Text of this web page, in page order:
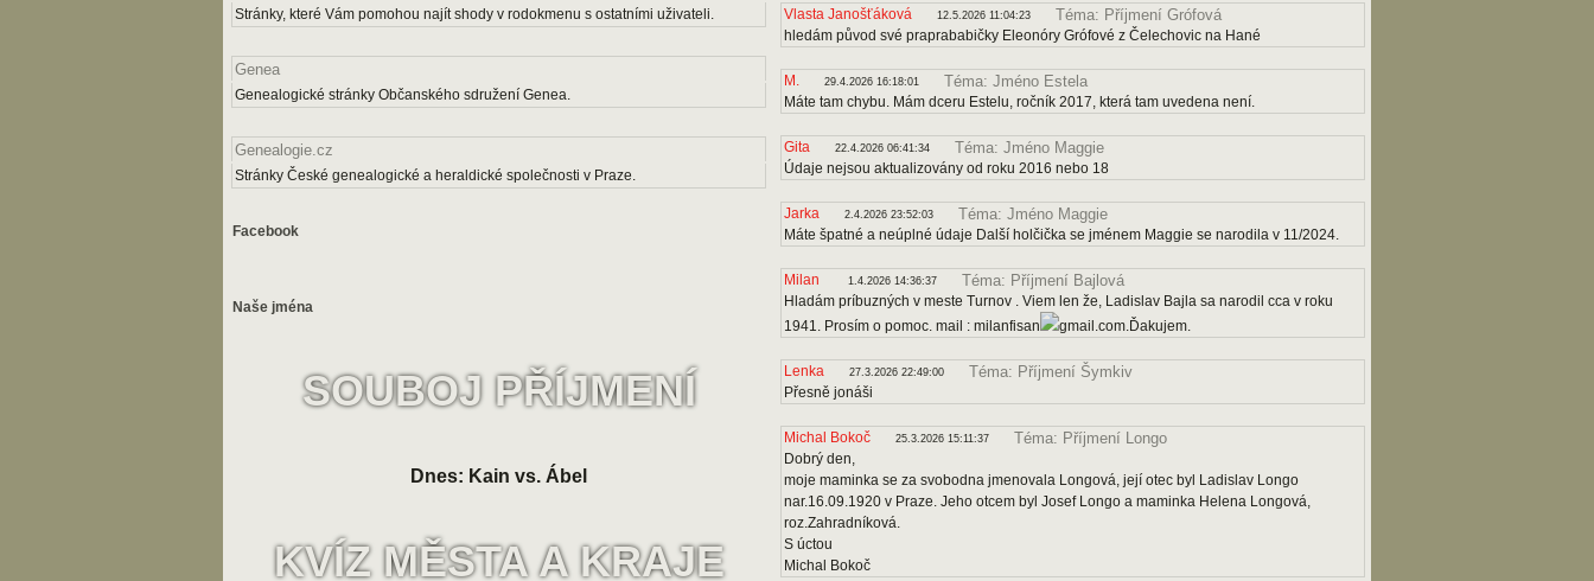
Stránky, které Vám pomohou najít shody v rodokmenu s ostatními uživateli.
Genea
Genealogické stránky Občanského sdružení Genea.
Genealogie.cz
Stránky České genealogické a heraldické společnosti v Praze.
Facebook
Naše jména
SOUBOJ PŘÍJMENÍ
Dnes: Kain vs. Ábel
KVÍZ MĚSTA A KRAJE
Vlasta Janošťáková 12.5.2026 11:04:23 Téma: Příjmení Grófová
hledám původ své praprababičky Eleonóry Grófové z Čelechovic na Hané
M. 29.4.2026 16:18:01 Téma: Jméno Estela
Máte tam chybu. Mám dceru Estelu, ročník 2017, která tam uvedena není.
Gita 22.4.2026 06:41:34 Téma: Jméno Maggie
Údaje nejsou aktualizovány od roku 2016 nebo 18
Jarka 2.4.2026 23:52:03 Téma: Jméno Maggie
Máte špatné a neúplné údaje Další holčička se jménem Maggie se narodila v 11/2024.
Milan 1.4.2026 14:36:37 Téma: Příjmení Bajlová
Hladám príbuzných v meste Turnov . Viem len že, Ladislav Bajla sa narodil cca v roku
1941. Prosím o pomoc. mail : milanfisan
gmail.com.Ďakujem.
Lenka 27.3.2026 22:49:00 Téma: Příjmení Šymkiv
Přesně jonáši
Michal Bokoč 25.3.2026 15:11:37 Téma: Příjmení Longo
Dobrý den,
moje maminka se za svobodna jmenovala Longová, její otec byl Ladislav Longo
nar.16.09.1920 v Praze. Jeho otcem byl Josef Longo a maminka Helena Longová,
roz.Zahradníková.
S úctou
Michal Bokoč